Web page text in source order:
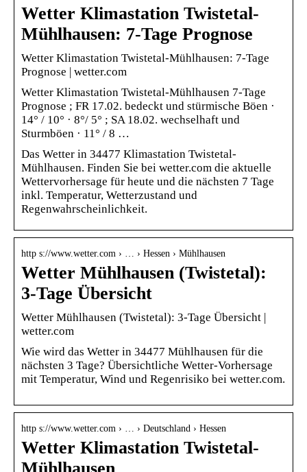
Wetter Klimastation Twistetal-
Mühlhausen: 7-Tage Prognose
Wetter Klimastation Twistetal-Mühlhausen: 7-Tage
Prognose | wetter.com
Wetter Klimastation Twistetal-Mühlhausen 7-Tage
Prognose ; FR 17.02. bedeckt und stürmische Böen ·
14° / 10° · 8°/ 5° ; SA 18.02. wechselhaft und
Sturmböen · 11° / 8 …
Das Wetter in 34477 Klimastation Twistetal-
Mühlhausen. Finden Sie bei wetter.com die aktuelle
Wettervorhersage für heute und die nächsten 7 Tage
inkl. Temperatur, Wetterzustand und
Regenwahrscheinlichkeit.
http s://www.wetter.com › … › Hessen › Mühlhausen
Wetter Mühlhausen (Twistetal):
3-Tage Übersicht
Wetter Mühlhausen (Twistetal): 3-Tage Übersicht |
wetter.com
Wie wird das Wetter in 34477 Mühlhausen für die
nächsten 3 Tage? Übersichtliche Wetter-Vorhersage
mit Temperatur, Wind und Regenrisiko bei wetter.com.
http s://www.wetter.com › … › Deutschland › Hessen
Wetter Klimastation Twistetal-
Mühlhausen